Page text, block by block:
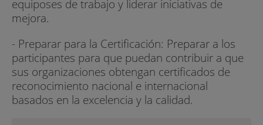
equiposes de trabajo y liderar iniciativas de
mejora.
- Preparar para la Certificación: Preparar a los
participantes para que puedan contribuir a que
sus organizaciones obtengan certificados de
reconocimiento nacional e internacional
basados en la excelencia y la calidad.